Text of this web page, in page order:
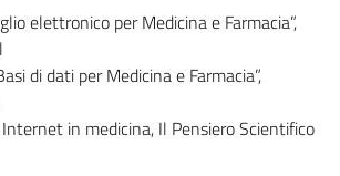
elettronico per Medicina e Farmacia”,
di dati per Medicina e Farmacia”,
in medicina, Il Pensiero Scientifico